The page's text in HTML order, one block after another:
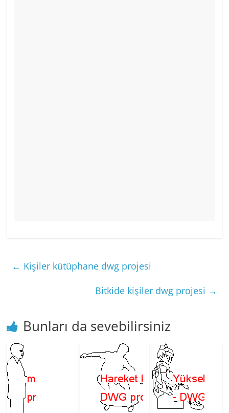
← Kişiler kütüphane dwg projesi
Bitkide kişiler dwg projesi →
Bunları da sevebilirsiniz